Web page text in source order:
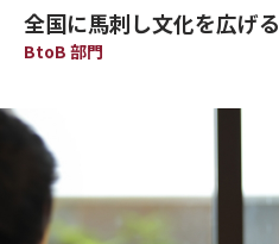
全国に馬刺し文化を広げる
BtoB 部門